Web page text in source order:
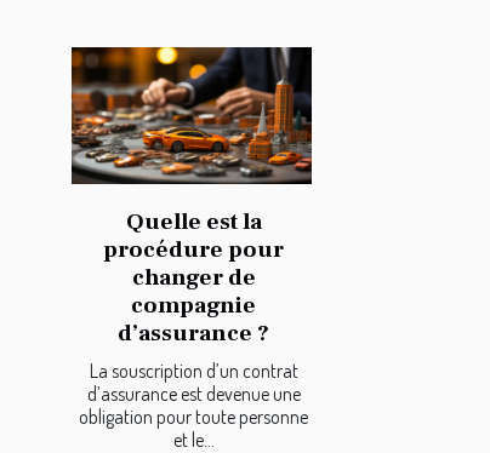
Quelle est la
procédure pour
changer de
compagnie
d’assurance ?
La souscription d’un contrat
d’assurance est devenue une
obligation pour toute personne
et le...